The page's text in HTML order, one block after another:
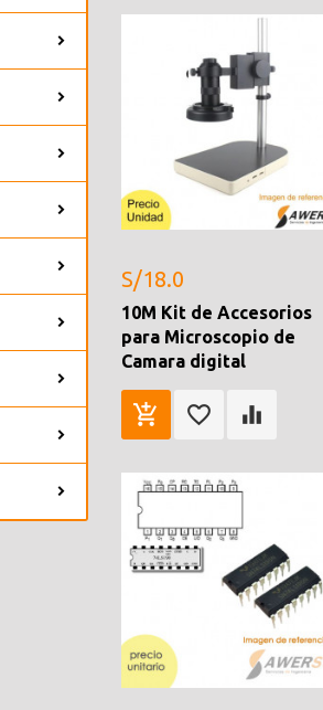
S/18.0
10M Kit de Accesorios
para Microscopio de
Camara digital